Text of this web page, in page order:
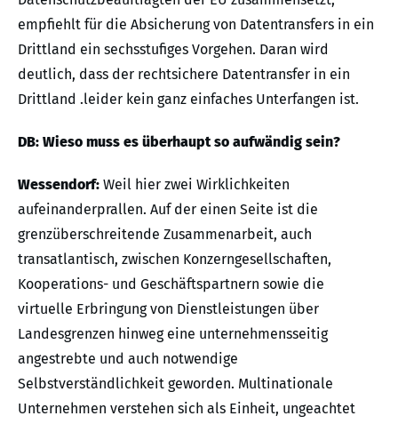
empfiehlt für die Absicherung von Datentransfers in ein
Drittland ein sechsstufiges Vorgehen. Daran wird
deutlich, dass der rechtsichere Datentransfer in ein
Drittland .leider kein ganz einfaches Unterfangen ist.
DB: Wieso muss es überhaupt so aufwändig sein?
Wessendorf: Weil hier zwei Wirklichkeiten
aufeinanderprallen. Auf der einen Seite ist die
grenzüberschreitende Zusammenarbeit, auch
transatlantisch, zwischen Konzerngesellschaften,
Kooperations- und Geschäftspartnern sowie die
virtuelle Erbringung von Dienstleistungen über
Landesgrenzen hinweg eine unternehmensseitig
angestrebte und auch notwendige
Selbstverständlichkeit geworden. Multinationale
Unternehmen verstehen sich als Einheit, ungeachtet